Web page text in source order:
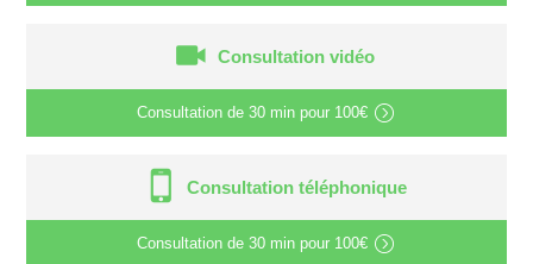
Consultation vidéo
Consultation de 30 min pour 100€
Consultation téléphonique
Consultation de 30 min pour 100€